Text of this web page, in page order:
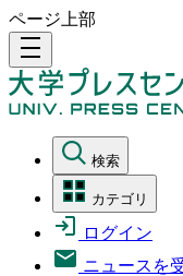
ページ上部
density_medium
検索
カテゴリ
ログイン
ニュースを